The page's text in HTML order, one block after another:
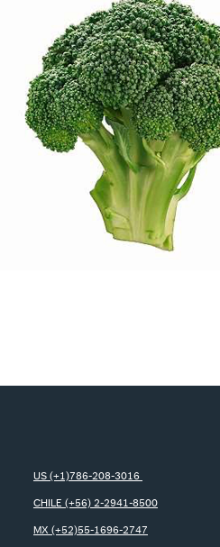
US (+1)786-208-3016
CHILE (+56) 2-2941-8500
MX (+52)55-1696-2747